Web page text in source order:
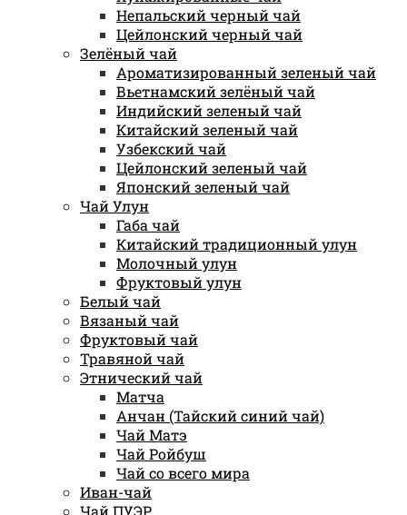
Непальский черный чай
Цейлонский черный чай
Зелёный чай
Ароматизированный зеленый чай
Вьетнамский зелёный чай
Индийский зеленый чай
Китайский зеленый чай
Узбекский чай
Цейлонский зеленый чай
Японский зеленый чай
Чай Улун
Габа чай
Китайский традиционный улун
Молочный улун
Фруктовый улун
Белый чай
Вязаный чай
Фруктовый чай
Травяной чай
Этнический чай
Матча
Анчан (Тайский синий чай)
Чай Матэ
Чай Ройбуш
Чай со всего мира
Иван-чай
Чай ПУЭР